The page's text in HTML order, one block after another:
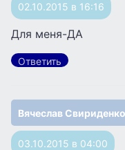
02.10.2015 в 16:16
Для меня-ДА
Ответить
Вячеслав Свириденко
03.10.2015 в 04:00